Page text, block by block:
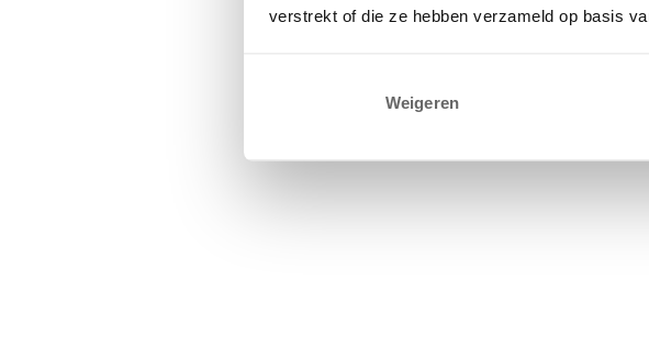
verstrekt of die ze hebben verzameld op basis
Weigeren